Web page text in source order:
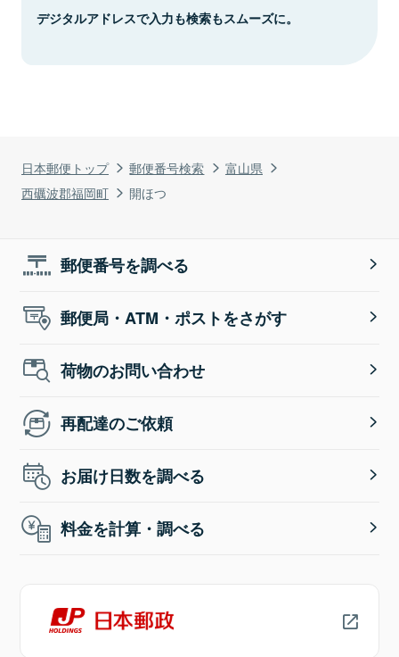
日本郵便トップ 郵便番号検索
富山県
西礪波郡福岡町
開ほつ
デジタルアドレスで入力も検索もスムーズに。
郵便番号を調べる
郵便局・ATM・ポストをさがす
荷物のお問い合わせ
再配達のご依頼
お届け日数を調べる
料金を計算・調べる